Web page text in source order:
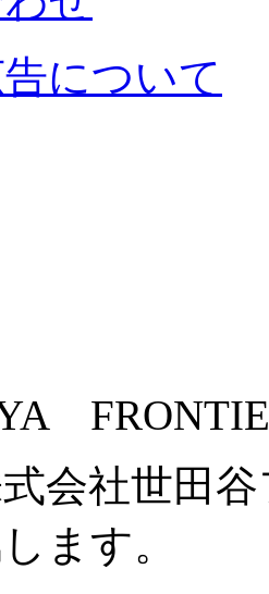
について
会社世田
ます。